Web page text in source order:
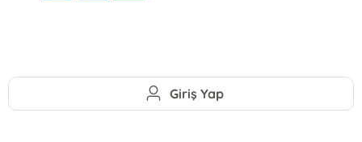
Giriş Yap